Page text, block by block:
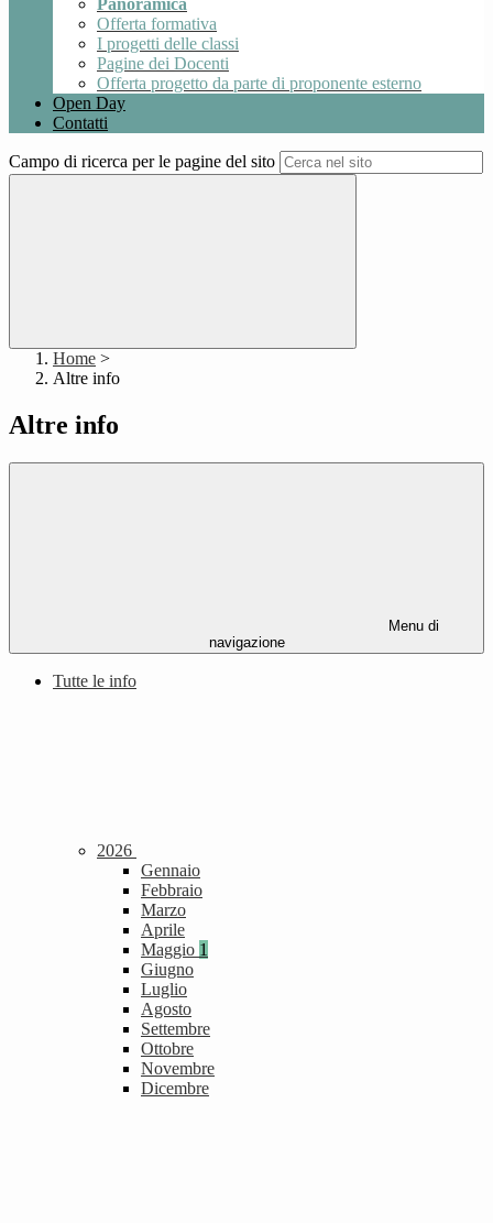
Panoramica
Offerta formativa
I progetti delle classi
Pagine dei Docenti
Offerta progetto da parte di proponente esterno
Open Day
Contatti
Campo di ricerca per le pagine del sito
Home >
Altre info
Altre info
Menu di
navigazione
Tutte le info
2026
Gennaio
Febbraio
Marzo
Aprile
Maggio 1
Giugno
Luglio
Agosto
Settembre
Ottobre
Novembre
Dicembre